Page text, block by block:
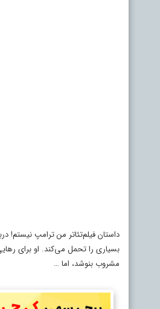
بسیاری را تحمل می‌کند. او برای
مشروب بنوشد، اما …